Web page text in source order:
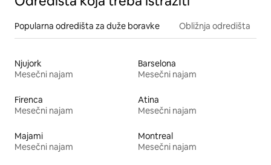
Popularna odredišta za duže boravke Obližnja odredišta
Njujork
Mesečni najam
Barselona
Mesečni najam
Firenca
Mesečni najam
Atina
Mesečni najam
Majami
Mesečni najam
Montreal
Mesečni najam